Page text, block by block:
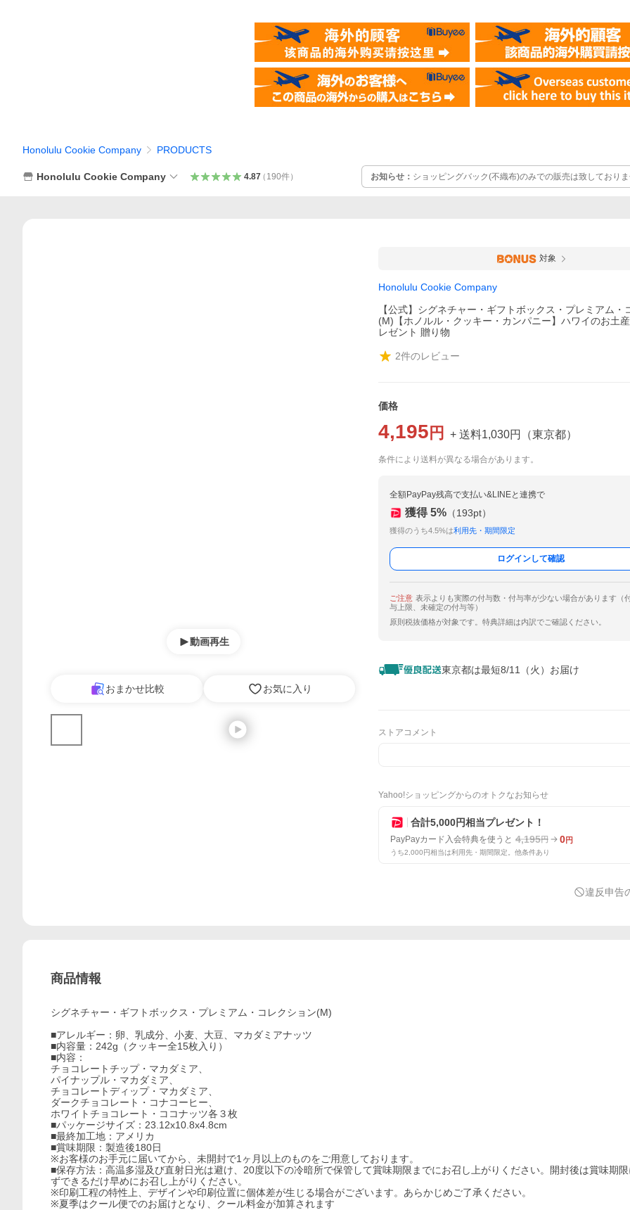
Honolulu Cookie Company PRODUCTS
Honolulu Cookie Company 4.87（ 190件） お知らせ： ショッピングバック(不織布)のみでの販売は致しており
布)のみでご注文の場合は自動的にキャンセルとさせていただきます
動画再生
おまかせ比較 お気に入り
対象
Honolulu Cookie Company
【公式】シグネチャー・ギフトボックス・プレミアム・
(M)【ホノルル・クッキー・カンパニー】ハワイのお土
レゼント 贈り物
2件のレビュー
価格
4,195 円 + 送料1,030円 （東京都）
条件により送料が異なる場合があります。
全額PayPay残高で支払い&LINEと連携で
獲得 5% （193pt）
獲得のうち4.5%は利用先・期間限定
ログインして確認
ご注意 表示よりも実際の付与数・付与率が少ない場合があります（
与上限、未確定の付与等）
原則税抜価格が対象です。特典詳細は内訳でご確認ください。
東京都は最短8/11（火）お届け
ストアコメント
Yahoo!ショッピングからのオトクなお知らせ
合計5,000円相当プレゼント！
PayPayカード入会特典を使うと 4,195円 0円
うち2,000円相当は利用先・期間限定。他条件あり
違反申告
商品情報
シグネチャー・ギフトボックス・プレミアム・コレクション(M)
■アレルギー：卵、乳成分、小麦、大豆、マカダミアナッツ
■内容量：242g（クッキー全15枚入り）
■内容：
チョコレートチップ・マカダミア、
パイナップル・マカダミア、
チョコレートディップ・マカダミア、
ダークチョコレート・コナコーヒー、
ホワイトチョコレート・ココナッツ各３枚
■パッケージサイズ：23.12x10.8x4.8cm
■最終加工地：アメリカ
■賞味期限：製造後180日
※お客様のお手元に届いてから、未開封で1ヶ月以上のものをご用意しております。
■保存方法：高温多湿及び直射日光は避け、20度以下の冷暗所で保管して賞味期限までにお召し上がりください。開封後は賞味期
ずできるだけ早めにお召し上がりください。
※印刷工程の特性上、デザインや印刷位置に個体差が生じる場合がございます。あらかじめご了承ください。
※夏季はクール便でのお届けとなり、クール料金が加算されます